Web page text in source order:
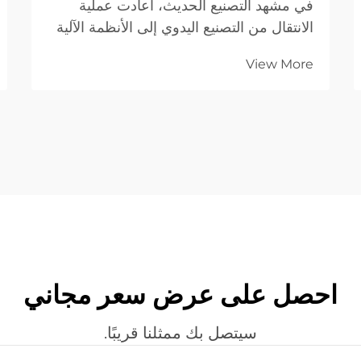
في مشهد التصنيع الحديث، أعادت عملية
الانتقال من التصنيع اليدوي إلى الأنظمة الآلية
للشركات الصناعية التي تعمل في مجال
View More
احصل على عرض سعر مجاني
سيتصل بك ممثلنا قريبًا.